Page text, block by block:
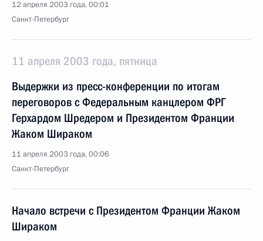
12 апреля 2003 года, 00:01
Санкт-Петербург
11 апреля 2003 года, пятница
Выдержки из пресс-конференции по итогам
переговоров с Федеральным канцлером ФРГ
Герхардом Шредером и Президентом Франции
Жаком Шираком
11 апреля 2003 года, 00:06
Санкт-Петербург
Начало встречи с Президентом Франции Жаком
Шираком